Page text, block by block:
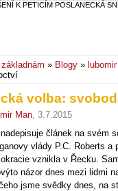
K PETICÍM POSLANECKÁ
základnám » Blogy »
volba:
Man, 3.7.2015
článek na svém
vlády P.C. Roberts
vznikla v Řecku.
názor dnes mezi lidmi
jsme svědky dnes, na